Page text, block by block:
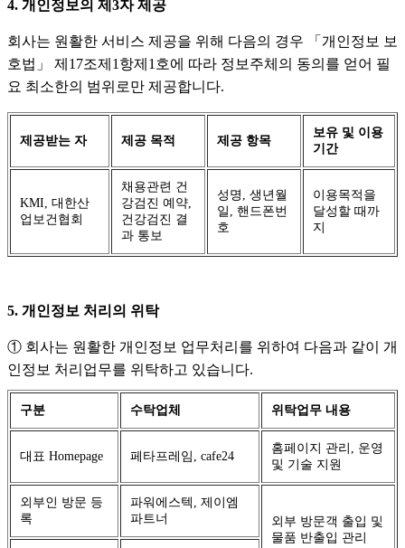
4. 개인정보의 제3자 제공
회사는 원활한 서비스 제공을 위해 다음의 경우 「개인정보 보
호법」 제17조제1항제1호에 따라 정보주체의 동의를 얻어 필
요 최소한의 범위로만 제공합니다.
제공받는 자 제공 목적 제공 항목
보유 및 이용
기간
KMI, 대한산
업보건협회
채용관련 건
강검진 예약,
건강검진 결
과 통보
성명, 생년월
일, 핸드폰번
호
이용목적을
달성할 때까
지
5. 개인정보 처리의 위탁
① 회사는 원활한 개인정보 업무처리를 위하여 다음과 같이 개
인정보 처리업무를 위탁하고 있습니다.
구분 수탁업체 위탁업무 내용
대표 Homepage 페타프레임, cafe24
홈페이지 관리, 운영
및 기술 지원
외부인 방문 등
록
파워에스텍, 제이엠
파트너
외부 방문객 출입 및
물품 반출입 관리